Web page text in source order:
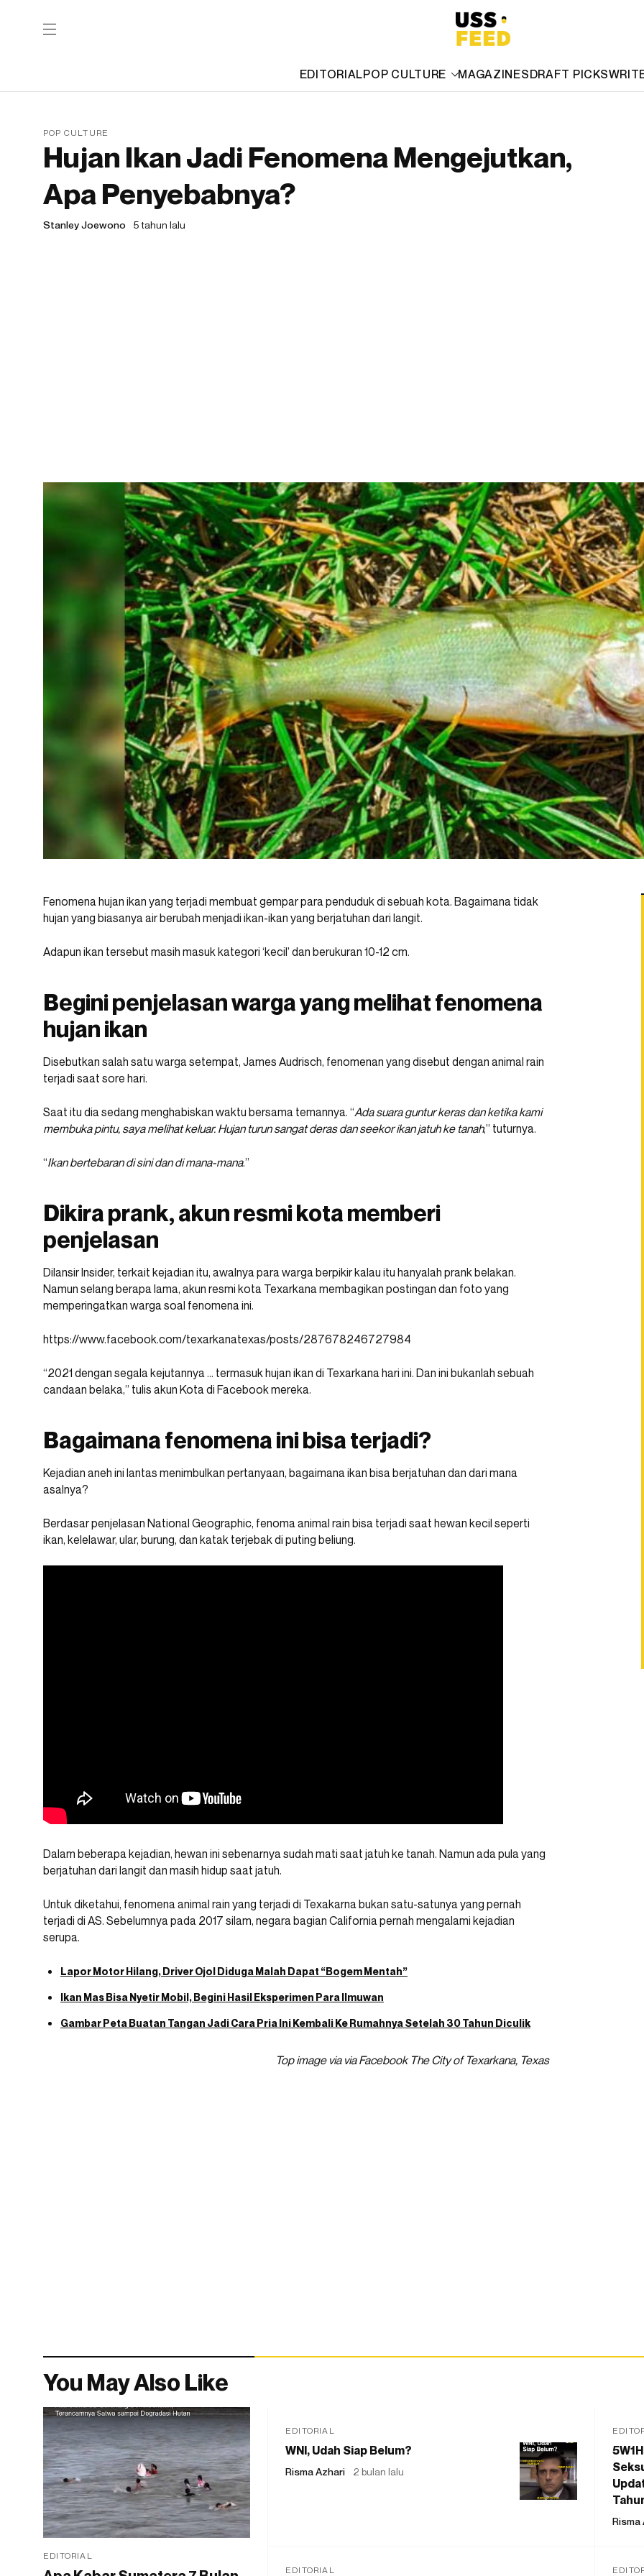
EDITORIALPOP CULTURE MAGAZINESDRAFT PICKS
POP CULTURE
Hujan Ikan Jadi Fenomena Mengejutkan,
Apa Penyebabnya?
Stanley Joewono 5 tahun lalu
Fenomena hujan ikan yang terjadi membuat gempar para penduduk di sebuah kota. Bagaimana tidak
hujan yang biasanya air berubah menjadi ikan-ikan yang berjatuhan dari langit.
Adapun ikan tersebut masih masuk kategori ‘kecil’ dan berukuran 10-12 cm.
Begini penjelasan warga yang melihat fenomena
hujan ikan
Disebutkan salah satu warga setempat, James Audrisch, fenomenan yang disebut dengan animal rain
terjadi saat sore hari.
Saat itu dia sedang menghabiskan waktu bersama temannya. “Ada suara guntur keras dan ketika kami
membuka pintu, saya melihat keluar. Hujan turun sangat deras dan seekor ikan jatuh ke tanah,” tuturnya.
“Ikan bertebaran di sini dan di mana-mana.”
Dikira prank, akun resmi kota memberi
penjelasan
Dilansir Insider, terkait kejadian itu, awalnya para warga berpikir kalau itu hanyalah prank belakan.
Namun selang berapa lama, akun resmi kota Texarkana membagikan postingan dan foto yang
memperingatkan warga soal fenomena ini.
https://www.facebook.com/texarkanatexas/posts/287678246727984
“2021 dengan segala kejutannya … termasuk hujan ikan di Texarkana hari ini. Dan ini bukanlah sebuah
candaan belaka,” tulis akun Kota di Facebook mereka.
Bagaimana fenomena ini bisa terjadi?
Kejadian aneh ini lantas menimbulkan pertanyaan, bagaimana ikan bisa berjatuhan dan dari mana
asalnya?
Berdasar penjelasan National Geographic, fenoma animal rain bisa terjadi saat hewan kecil seperti
ikan, kelelawar, ular, burung, dan katak terjebak di puting beliung.
Dalam beberapa kejadian, hewan ini sebenarnya sudah mati saat jatuh ke tanah. Namun ada pula yang
berjatuhan dari langit dan masih hidup saat jatuh.
Untuk diketahui, fenomena animal rain yang terjadi di Texakarna bukan satu-satunya yang pernah
terjadi di AS. Sebelumnya pada 2017 silam, negara bagian California pernah mengalami kejadian
serupa.
Lapor Motor Hilang, Driver Ojol Diduga Malah Dapat “Bogem Mentah”
Ikan Mas Bisa Nyetir Mobil, Begini Hasil Eksperimen Para Ilmuwan
Gambar Peta Buatan Tangan Jadi Cara Pria Ini Kembali Ke Rumahnya Setelah 30 Tahun Diculik
Top image via via Facebook The City of Texarkana, Texas
You May Also Like
EDITORIAL
EDITORIAL
WNI, Udah Siap Belum?
Risma Azhari 2 bulan lalu
Risma
EDITORIAL